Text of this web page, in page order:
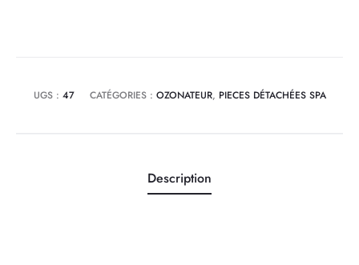
UGS : 47 CATÉGORIES : OZONATEUR, PIECES DÉTACHÉES SPA
Description